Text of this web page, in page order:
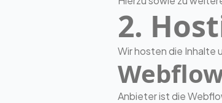
2.
Wir hosten die Inhalte
Anbieter ist die